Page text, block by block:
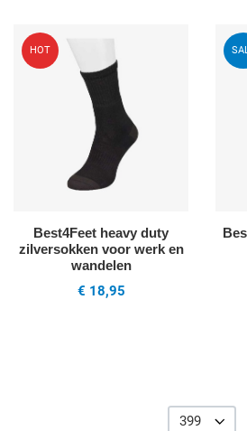
HOT
Voeg
Best4Feet heavy duty
zilversokken voor werk en
wandelen
€ 18,95
399